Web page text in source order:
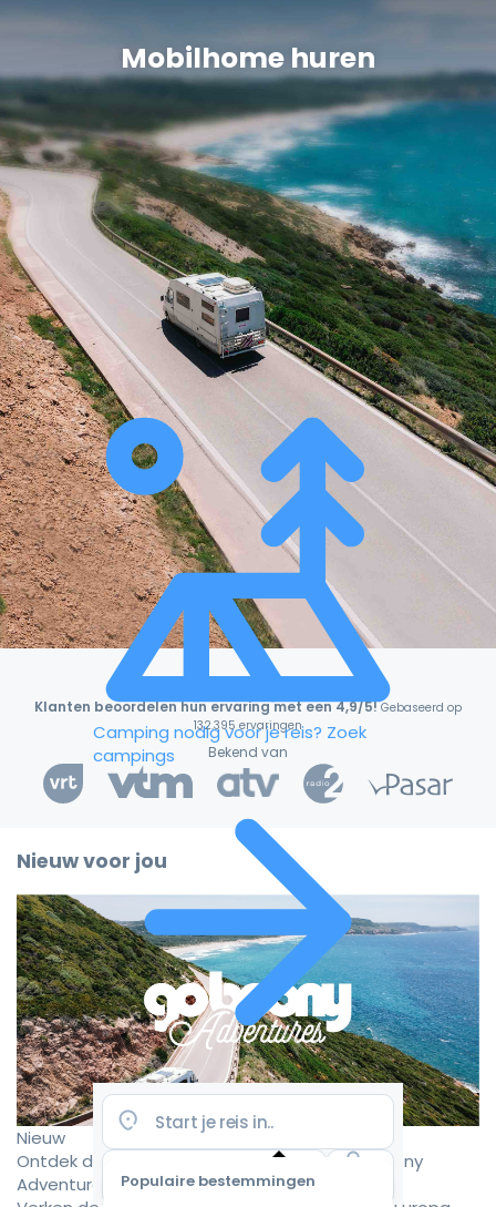
Camping nodig voor je reis? Zoek
campings
Populaire bestemmingen
Mobilhome huren
Klanten beoordelen hun ervaring met een 4,9/5! Gebaseerd op
132.395 ervaringen
Bekend van
Nieuw voor jou
Nieuw
Ontdek de mooiste camperroutes met Goboony
Adventures